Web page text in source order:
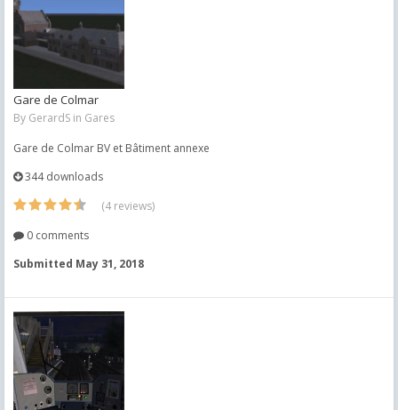
Gare de Colmar
By GerardS in Gares
Gare de Colmar BV et Bâtiment annexe
344 downloads
(4 reviews)
0 comments
Submitted May 31, 2018